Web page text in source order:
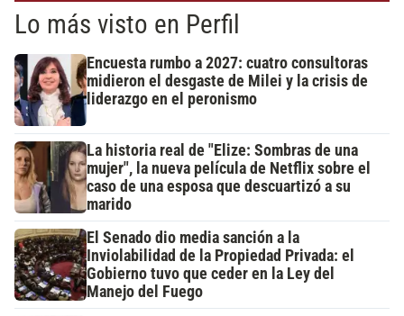
Lo más visto en Perfil
Encuesta rumbo a 2027: cuatro consultoras
midieron el desgaste de Milei y la crisis de
liderazgo en el peronismo
La historia real de "Elize: Sombras de una
mujer", la nueva película de Netflix sobre el
caso de una esposa que descuartizó a su
marido
El Senado dio media sanción a la
Inviolabilidad de la Propiedad Privada: el
Gobierno tuvo que ceder en la Ley del
Manejo del Fuego